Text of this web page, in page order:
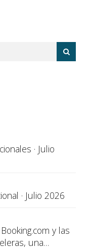
· Julio
· Julio 2026
y las
una